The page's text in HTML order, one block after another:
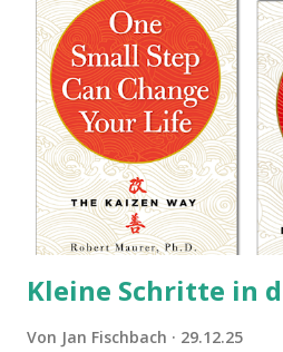
Kleine Schritte in
Von Jan Fischbach 29.12.25